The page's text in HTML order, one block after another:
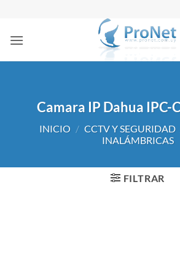
contenido
Camara IP Dahua IPC-
INICIO / CCTV Y SEGURIDAD
INALÁMBRICAS
FILTRAR